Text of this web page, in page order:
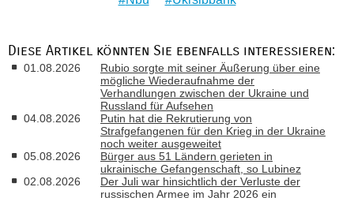
Diese Artikel könnten Sie ebenfalls interessieren:
01.08.2026
Rubio sorgte mit seiner Äußerung über eine
mögliche Wiederaufnahme der
Verhandlungen zwischen der Ukraine und
Russland für Aufsehen
04.08.2026
Putin hat die Rekrutierung von
Strafgefangenen für den Krieg in der Ukraine
noch weiter ausgeweitet
05.08.2026
Bürger aus 51 Ländern gerieten in
ukrainische Gefangenschaft, so Lubinez
02.08.2026
Der Juli war hinsichtlich der Verluste der
russischen Armee im Jahr 2026 ein